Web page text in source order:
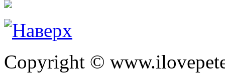
Copyright ©